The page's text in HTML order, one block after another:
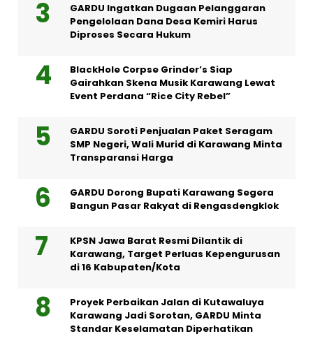
GARDU Ingatkan Dugaan Pelanggaran
Pengelolaan Dana Desa Kemiri Harus
Diproses Secara Hukum
BlackHole Corpse Grinder’s Siap
Gairahkan Skena Musik Karawang Lewat
Event Perdana “Rice City Rebel”
GARDU Soroti Penjualan Paket Seragam
SMP Negeri, Wali Murid di Karawang Minta
Transparansi Harga
GARDU Dorong Bupati Karawang Segera
Bangun Pasar Rakyat di Rengasdengklok
KPSN Jawa Barat Resmi Dilantik di
Karawang, Target Perluas Kepengurusan
di 16 Kabupaten/Kota
Proyek Perbaikan Jalan di Kutawaluya
Karawang Jadi Sorotan, GARDU Minta
Standar Keselamatan Diperhatikan